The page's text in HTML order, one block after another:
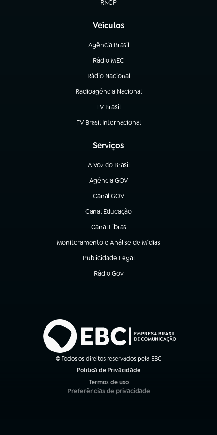
RNCP
(abre em nova aba)
Veículos
Agência Brasil
(abre em nova aba)
Rádio MEC
(abre em nova aba)
Rádio Nacional
Radioagência Nacional
(abre em nova aba)
TV Brasil
(abre em nova aba)
TV Brasil Internacional
(abre em nova aba)
Serviços
A Voz do Brasil
(abre em nova aba)
Agência GOV
(abre em nova aba)
Canal GOV
(abre em nova aba)
Canal Educação
(abre em nova aba)
Canal Libras
(abre em nova aba)
Monitoramento e Análise de Mídias
(abre em nova aba)
Publicidade Legal
(abre em nova aba)
Rádio Gov
(abre em nova aba)
© Todos os direitos reservados pela EBC
Política de Privacidade
Termos de uso
(abre em nova aba)
Preferências de privacidade